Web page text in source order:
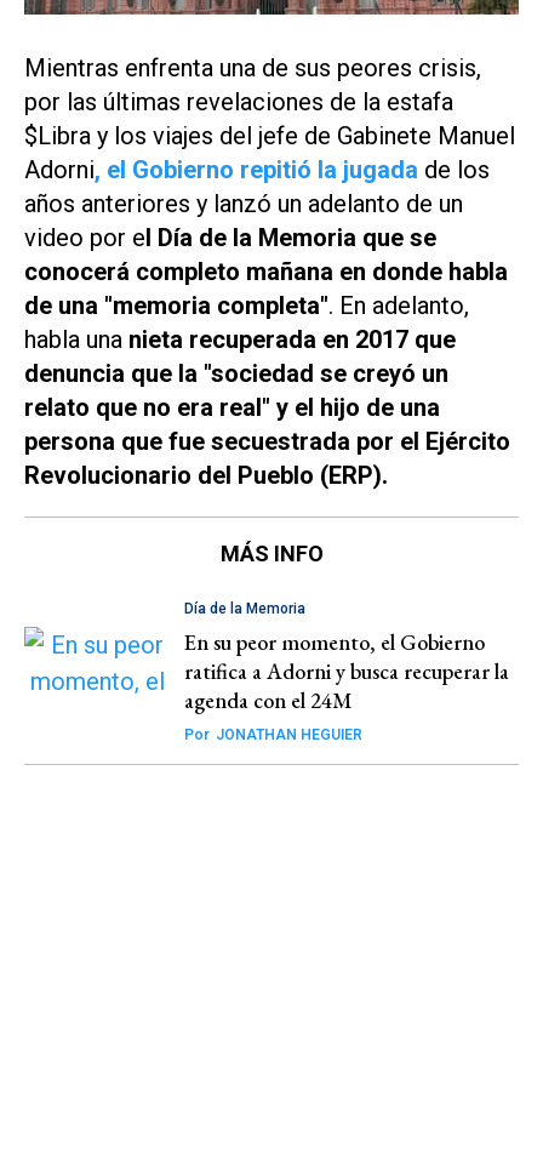
Mientras enfrenta una de sus peores crisis,
por las últimas revelaciones de la estafa
$Libra y los viajes del jefe de Gabinete Manuel
Adorni, el Gobierno repitió la jugada de los
años anteriores y lanzó un adelanto de un
video por el Día de la Memoria que se
conocerá completo mañana en donde habla
de una "memoria completa". En adelanto,
habla una nieta recuperada en 2017 que
denuncia que la "sociedad se creyó un
relato que no era real" y el hijo de una
persona que fue secuestrada por el Ejército
Revolucionario del Pueblo (ERP).
MÁS INFO
Día de la Memoria
En su peor momento, el Gobierno
ratifica a Adorni y busca recuperar la
agenda con el 24M
Por JONATHAN HEGUIER